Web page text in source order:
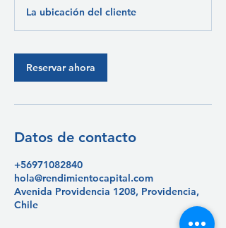
La ubicación del cliente
Reservar ahora
Datos de contacto
+56971082840
hola@rendimientocapital.com
Avenida Providencia 1208, Providencia,
Chile